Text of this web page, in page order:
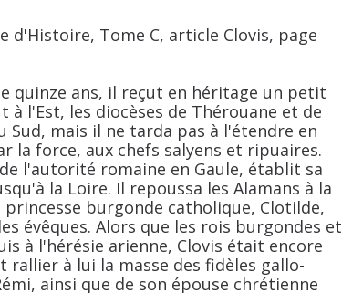
d'Histoire, Tome C, article Clovis, page
quinze ans, il reçut en héritage un petit
l'Est, les diocèses de Thérouane et de
Sud, mais il ne tarda pas à l'étendre en
la force, aux chefs salyens et ripuaires.
l'autorité romaine en Gaule, établit sa
la Loire. Il repoussa les Alamans à la
princesse burgonde catholique, Clotilde,
évêques. Alors que les rois burgondes et
à l'hérésie arienne, Clovis était encore
à lui la masse des fidèles gallo-
ainsi que de son épouse chrétienne